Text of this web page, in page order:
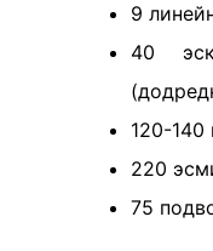
9
40
120-140
220
75